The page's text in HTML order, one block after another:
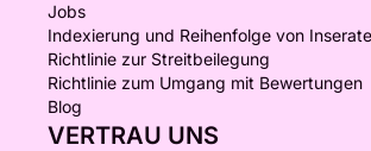
Jobs
Indexierung und Reihenfolge von
Richtlinie zur Streitbeilegung
Richtlinie zum Umgang mit Bewertungen
Blog
VERTRAU UNS